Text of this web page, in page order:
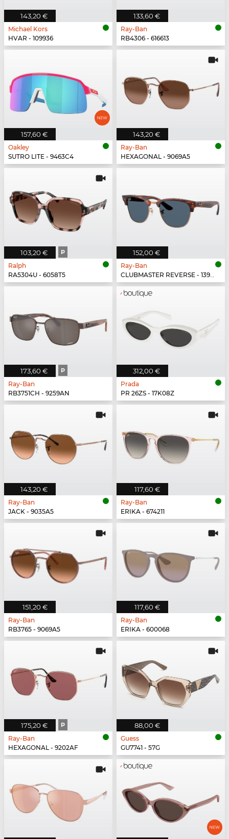
143,20 €
Michael Kors
HVAR - 109936
133,60 €
Ray-Ban
RB4306 - 616613
157,60 €
Oakley
SUTRO LITE - 9463C4
143,20 €
Ray-Ban
HEXAGONAL - 9069A5
103,20 € P
Ralph
RA5304U - 6058T5
152,00 €
Ray-Ban
CLUBMASTER REVERSE - 13983A
173,60 € P
Ray-Ban
RB3751CH - 9259AN
312,00 €
Prada
PR 26ZS - 17K08Z
143,20 €
Ray-Ban
JACK - 9035A5
117,60 €
Ray-Ban
ERIKA - 674211
151,20 €
Ray-Ban
RB3765 - 9069A5
117,60 €
Ray-Ban
ERIKA - 600068
175,20 € P
Ray-Ban
HEXAGONAL - 9202AF
88,00 €
Guess
GU7741 - 57G